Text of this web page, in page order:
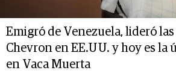
Emigró de Venezuela, lideró
Chevron en EE.UU. y hoy es la
en Vaca Muerta